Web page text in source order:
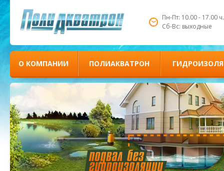
Пн-Пт: 10.00 - 17.00 ч.
Сб-Вс: выходные
О КОМПАНИИ ПОЛИАКВАТРОН